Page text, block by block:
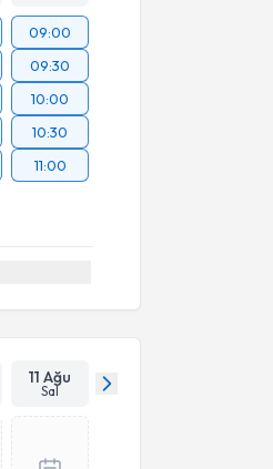
09:00
09:30
10:00
10:30
11:00
11 Ağu
Sal